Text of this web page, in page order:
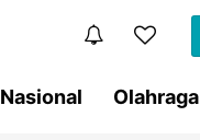
Nasional Olahraga